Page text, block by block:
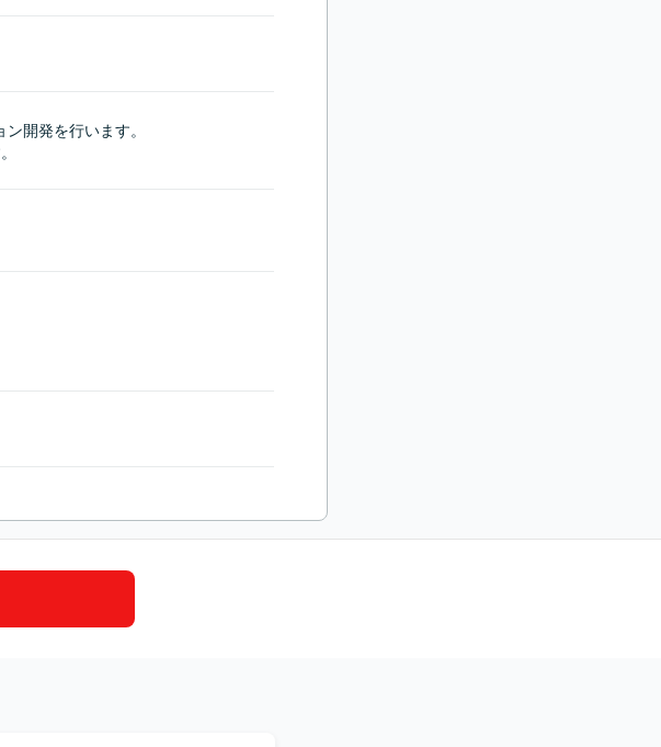
開発を行います。